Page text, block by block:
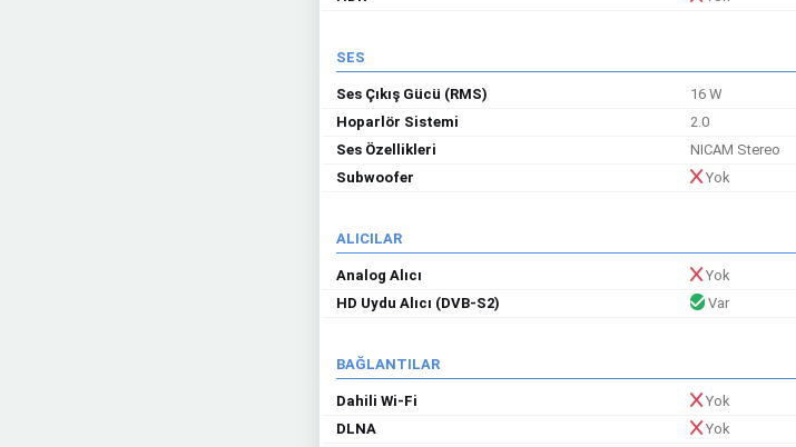
SES
Ses Çıkış Gücü (RMS)
16 W
Hoparlör Sistemi
2.0
Ses Özellikleri
NICAM Stereo
Subwoofer
Yok
ALICILAR
Analog Alıcı
Yok
HD Uydu Alıcı (DVB-S2)
Var
BAĞLANTILAR
Dahili Wi-Fi
Yok
DLNA
Yok